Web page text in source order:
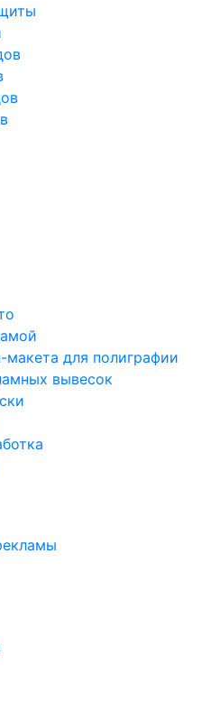
макета для полиграфии
вывесок